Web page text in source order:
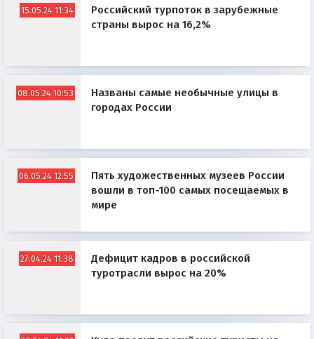
15.05.24 11:34
Российский турпоток в зарубежные
страны вырос на 16,2%
08.05.24 10:53
Названы самые необычные улицы в
городах России
06.05.24 12:55
Пять художественных музеев России
вошли в топ-100 самых посещаемых в
мире
27.04.24 11:38
Дефицит кадров в российской
туротрасли вырос на 20%